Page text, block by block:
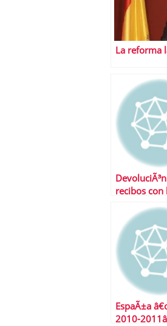
La reforma
recibos con
EspaÃ±a
2010-